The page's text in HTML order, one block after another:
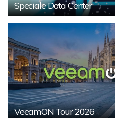
Speciale Data Center
VeeamON Tour 2026